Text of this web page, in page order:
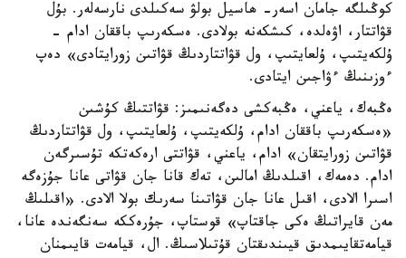
كوڭىلگە جامان اسەر- ھاسيل بولۋ سەكىلدى نارسەلەر. بۇل
قۋاتتار، اۋەلدە، كىشكەنە بولادى. ەسكەرىپ باققان ادام -
ۇلكەيتىپ، ۇلعايتىپ، ول قۋاتتاردىڭ قۋاتىن زورايتادى» دەپ
ءوزىنىڭ ءۋاجىن ايتادى.
ەڭبەك، ياعني، ەڭبەكشى دەگەنىمىز: قۋاتتىڭ كۇشىن
«ەسكەرىپ باققان ادام، ۇلكەيتىپ، ۇلعايتىپ، ول قۋاتتاردىڭ
قۋاتىن زورايتقان» ادام، ياعني، قۋاتتى ارەكەتكە تۇسىرگەن
ادام. دەمەك، اقىلدىڭ امالىن، تەك قانا جان قۋاتى عانا جۇزەگە
اسىرا الادى، اقىل عانا جان قۋاتىنا سەرىك بولا الادى. «اقىلىڭ
مەن قايراتىڭ ەكى جاقتاپ» قوستاپ، جۇرەككە سەنگەندە عانا،
قيامەتقايىمدىق قيىندىقتان قۇتىلاسىڭ. ال، قيامەت قايىمنان